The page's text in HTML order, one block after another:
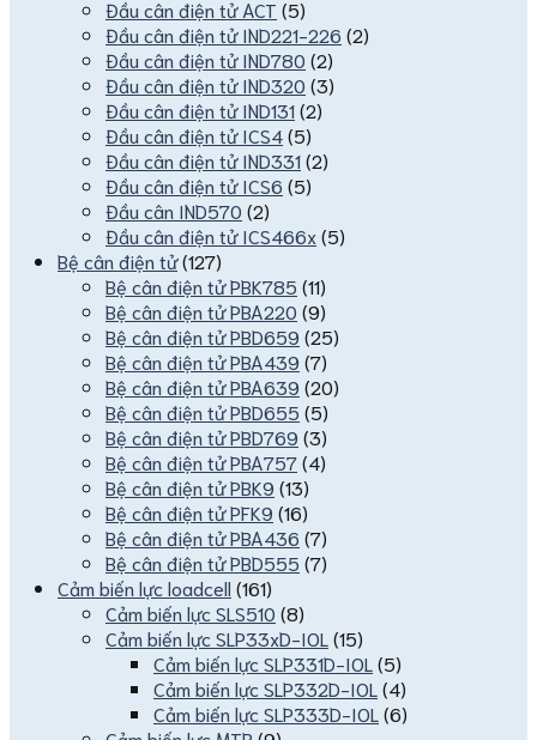
Đầu cân điện tử ACT (5)
Đầu cân điện tử IND221-226 (2)
Đầu cân điện tử IND780 (2)
Đầu cân điện tử IND320 (3)
Đầu cân điện tử IND131(2)
Đầu cân điện tử ICS4(5)
Đầu cân điện tử IND331(2)
Đầu cân điện tử ICS6 (5)
Đầu cân IND570 (2)
Đầu cân điện tử ICS466x(5)
Bệ cân điện tử(127)
Bệ cân điện tử PBK785 (11)
Bệ cân điện tử PBA220 (9)
Bệ cân điện tử PBD659 (25)
Bệ cân điện tử PBA439 (7)
Bệ cân điện tử PBA639 (20)
Bệ cân điện tử PBD655 (5)
Bệ cân điện tử PBD769 (3)
Bệ cân điện tử PBA757(4)
Bệ cân điện tử PBK9 (13)
Bệ cân điện tử PFK9 (16)
Bệ cân điện tử PBA436 (7)
Bệ cân điện tử PBD555 (7)
Cảm biến lực loadcell (161)
Cảm biến lực SLS510 (8)
Cảm biến lực SLP33xD-IOL (15)
Cảm biến lực SLP331D-IOL (5)
Cảm biến lực SLP332D-IOL (4)
Cảm biến lực SLP333D-IOL (6)